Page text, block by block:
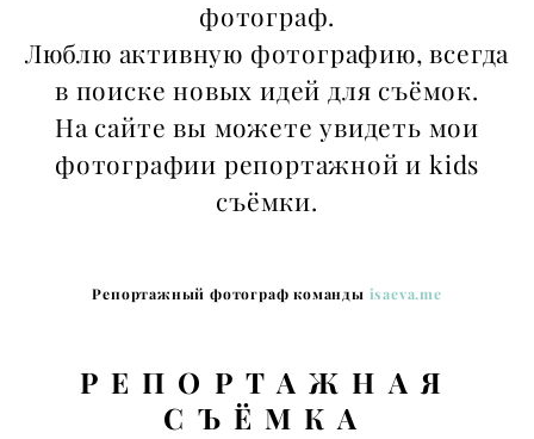
фотограф.
Люблю активную фотографию, всегда
в поиске новых идей для съёмок.
На сайте вы можете увидеть мои
фотографии репортажной и kids
съёмки.
Репортажный фотограф команды isaeva.me
Р ЕПОРТАЖ НАЯ
СЪЁМКА